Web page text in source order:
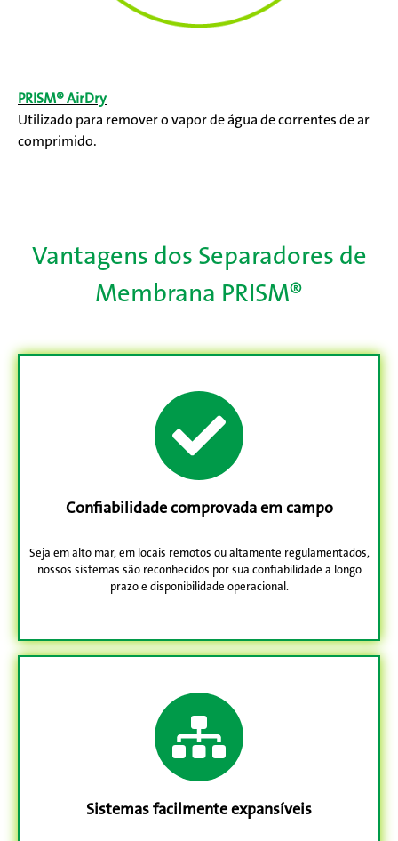
PRISM® AirDry
Utilizado para remover o vapor de água de correntes de ar
comprimido.
Vantagens dos Separadores de
Membrana PRISM®
Confiabilidadecomprovada em campo
Seja em alto mar, em locais remotos ou altamente regulamentados,
nossos sistemas são reconhecidos por sua confiabilidade a longo
prazo e disponibilidade operacional.
Sistemas facilmente expansíveis